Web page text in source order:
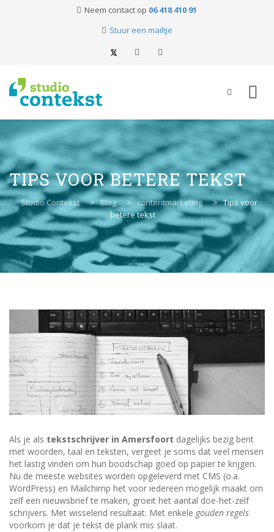
Neem contact op 06 418 410 91
Stuur een mailtje
to
content
TIPS VOOR BETERE TEKST
Studio Contekst > Blog > contentmarketing > Tips voor
betere tekst
Als je als tekstschrijver in Amersfoort dagelijks bezig bent
met woorden, taal en teksten, vergeet je soms dat veel mensen
het lastig vinden om hun boodschap goed op papier te krijgen.
Nu de meeste websites worden opgeleverd met CMS (o.a.
WordPress) en Mailchimp het voor iedereen mogelijk maakt om
zelf een nieuwsbrief te maken, groeit het aantal doe-het-zelf
schrijvers. Met wisselend resultaat. Met enkele gouden regels
voorkom je dat je tekst de plank mis slaat.